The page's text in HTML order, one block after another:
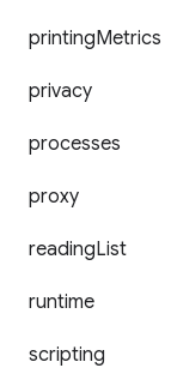
printingMetrics
privacy
processes
proxy
readingList
runtime
scripting